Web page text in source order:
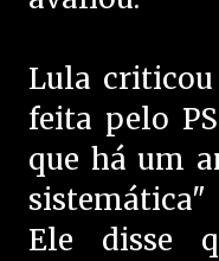
Lula
feita pelo
que há um
sistemática"
Ele disse